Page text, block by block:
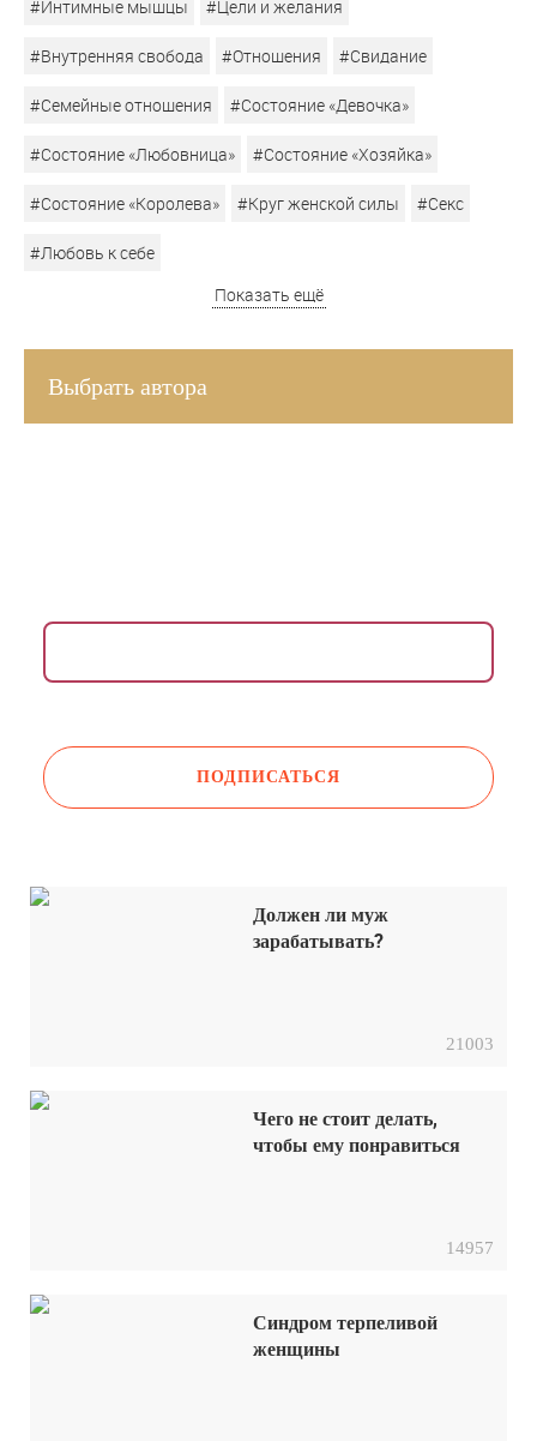
#Интимные мышцы #Цели и желания
#Внутренняя свобода #Отношения #Свидание
#Семейные отношения #Состояние «Девочка»
#Состояние «Любовница» #Состояние «Хозяйка»
#Состояние «Королева» #Круг женской силы #Секс
#Любовь к себе
Показать ещё
Выбрать автора
Должен ли муж
зарабатывать?
21003
Чего не стоит делать,
чтобы ему понравиться
14957
Синдром терпеливой
женщины